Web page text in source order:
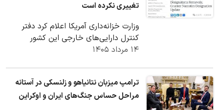
تغییری نکرده است
وزارت خزانه‌داری آمریکا اعلام کرد دفتر
کنترل دارایی‌های خارجی این کشور
(OFAC) تحریم‌های اعمال‌شده علیه شرکت
۱۴ مرداد ۱۴۰۵
ترامپ میزبان نتانیاهو و زلنسکی در آستانه
مراحل حساس جنگ‌های ایران و اوکراین